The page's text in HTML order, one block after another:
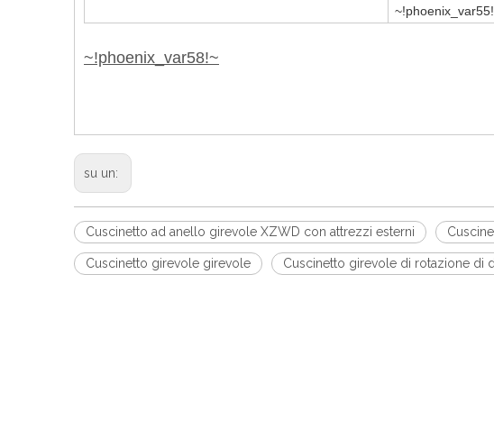
~!phoenix_var58!~
su un:
Cuscinetto ad anello girevole XZWD con attrezzi esterni
Cuscinetto girevole girevole Cuscinetto girevole di rotazione di